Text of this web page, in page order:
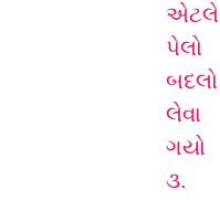
એટલે
પેલો
બદલો
લેવા
ગયો
૩.